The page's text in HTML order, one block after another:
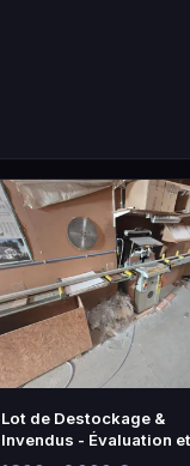
Lot de Destockage &
Invendus - Évaluation et
Analyse